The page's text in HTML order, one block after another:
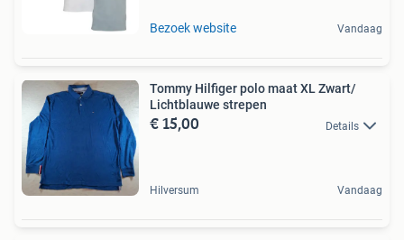
Bezoek website Vandaag
Tommy Hilfiger polo maat XL Zwart/
Lichtblauwe strepen
€ 15,00 Details
Hilversum Vandaag